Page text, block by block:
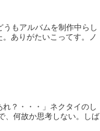
もアルバムを制作中らし
ありがたいこってす。ノ
？・・・」ネクタイのし
、何故か思考しない。しば